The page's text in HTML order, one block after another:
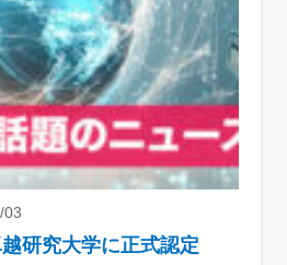
03
研究大学に正式認定